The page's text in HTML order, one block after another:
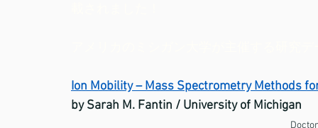
Ion Mobility – Mass Spectrometry Methods
by Sarah M. Fantin / University of Michigan